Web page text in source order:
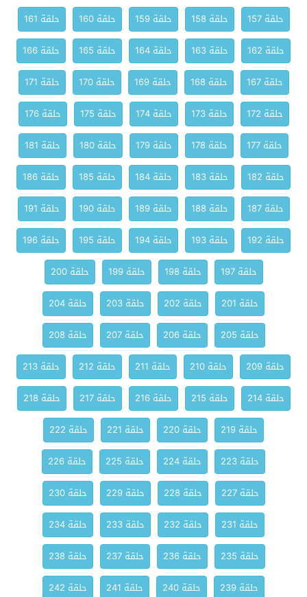
حلقة 157 حلقة 158 حلقة 159 حلقة 160
حلقة 161
حلقة 162
حلقة 163 حلقة 164 حلقة 165
حلقة 166
حلقة 167
حلقة 168 حلقة 169 حلقة 170
حلقة 171
حلقة 172
حلقة 173 حلقة 174 حلقة 175
حلقة 176
حلقة 177
حلقة 178 حلقة 179 حلقة 180
حلقة 181
حلقة 182
حلقة 183 حلقة 184 حلقة 185
حلقة 186
حلقة 187
حلقة 188 حلقة 189 حلقة 190
حلقة 191
حلقة 192
حلقة 193 حلقة 194 حلقة 195
حلقة 196
حلقة 197
حلقة 198 حلقة 199
حلقة 200
حلقة 201
حلقة 202 حلقة 203
حلقة 204
حلقة 205
حلقة 206 حلقة 207
حلقة 208
حلقة 209
حلقة 210 حلقة 211 حلقة 212
حلقة 213
حلقة 214
حلقة 215 حلقة 216 حلقة 217
حلقة 218
حلقة 219
حلقة 220 حلقة 221
حلقة 222
حلقة 223
حلقة 224 حلقة 225
حلقة 226
حلقة 227
حلقة 228 حلقة 229
حلقة 230
حلقة 231
حلقة 232 حلقة 233
حلقة 234
حلقة 235
حلقة 236 حلقة 237
حلقة 238
حلقة 239
حلقة 240 حلقة 241
حلقة 242